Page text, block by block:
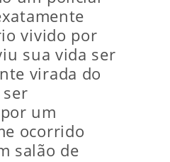
vivido por
sua vida ser
virada do
ser
um
ocorrido
salão de